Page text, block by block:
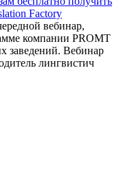
Factory
вебинар,
компании PROMT
заведений. Вебинар
лингвистич